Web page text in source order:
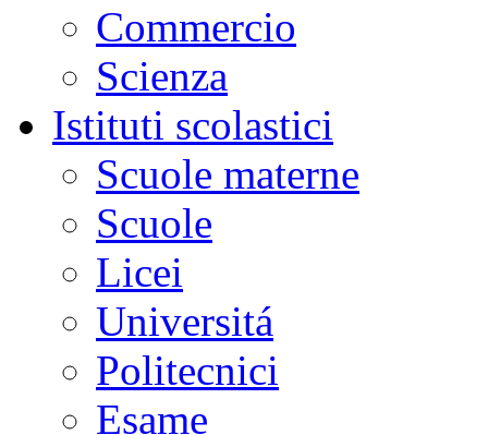
Commercio
Scienza
Istituti scolastici
Scuole materne
Scuole
Licei
Universitá
Politecnici
Esame